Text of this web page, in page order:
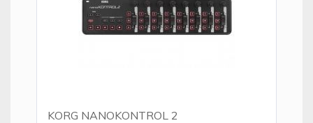
KORG NANOKONTROL 2